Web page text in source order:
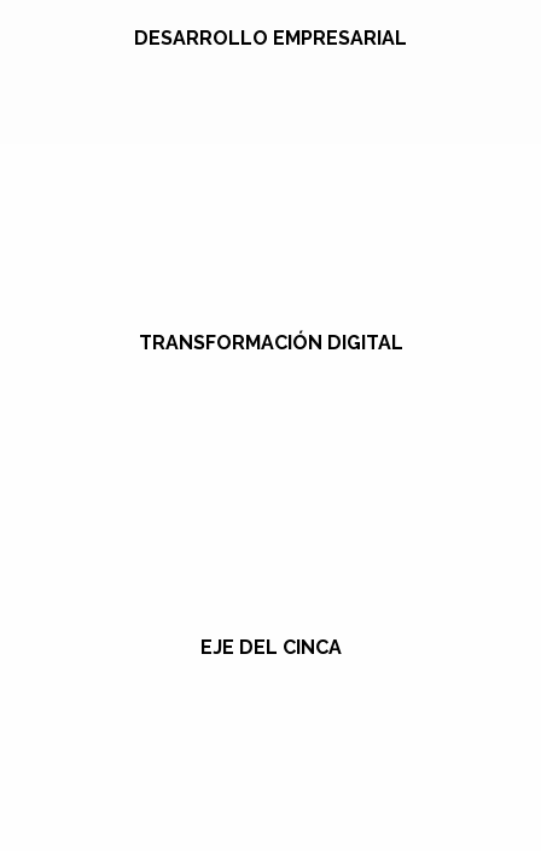
DESARROLLO EMPRESARIAL
TRANSFORMACIÓN DIGITAL
EJE DEL CINCA